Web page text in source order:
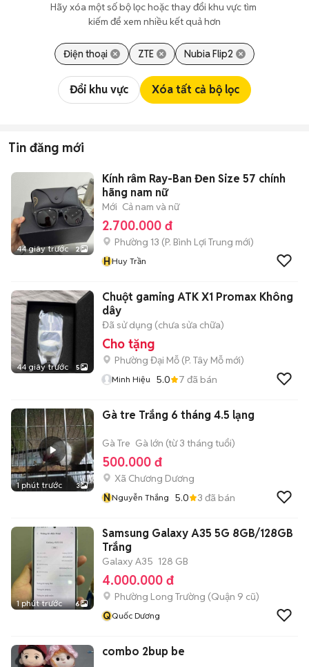
Hãy xóa một số bộ lọc hoặc thay đổi khu vực tìm
kiếm để xem nhiều kết quả hơn
Điện thoại ZTE Nubia Flip2
Đổi khu vực Xóa tất cả bộ lọc
Tin đăng mới
44 giây trước 2
Kính râm Ray-Ban Đen Size 57 chính
hãng nam nữ
Mới Cả nam và nữ
2.700.000 đ
Phường 13 (P. Bình Lợi Trung mới)
HHuy Trần
44 giây trước 5
Chuột gaming ATK X1 Promax Không
dây
Đã sử dụng (chưa sửa chữa)
Cho tặng
Phường Đại Mỗ (P. Tây Mỗ mới)
Minh Hiệu 5.0 7 đã bán
1 phút trước 3
Gà tre Trắng 6 tháng 4.5 lạng
Gà Tre Gà lớn (từ 3 tháng tuổi)
500.000 đ
Xã Chương Dương
NNguyễn Thắng 5.0 3 đã bán
1 phút trước 6
Samsung Galaxy A35 5G 8GB/128GB
Trắng
Galaxy A35 128 GB
4.000.000 đ
Phường Long Trường (Quận 9 cũ)
QQuốc Dương
combo 2bup be